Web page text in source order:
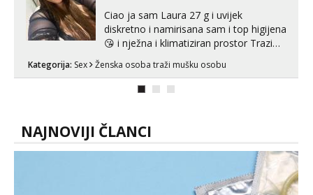
Ciao ja sam Laura 27 g i uvijek
diskretno i namirisana sam i top higijena
😘 i nježna i klimatiziran prostor Trazim
Pusenje i gutanje sperme Erotsko rublje
imam uvijek Lizati me mozes i ljubiti po
Kategorija: Sex Ženska osoba traži mušku osobu
NAJNOVIJI ČLANCI